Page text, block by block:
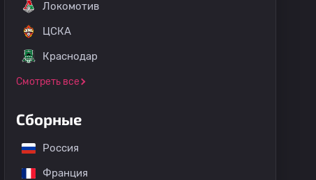
Локомотив
ЦСКА
Краснодар
Смотреть все
Сборные
Россия
Франция